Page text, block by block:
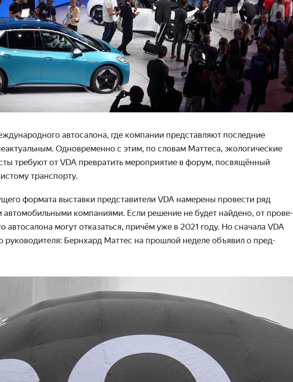
авто­салона, где компании пред­став­ляют последние
Одно­временно с этим, по словам Маттеса, экологи­ческие
требуют от VDA превратить меро­приятие в форум, посвящённый
транс­порту.
формата выставки представи­тели VDA намерены провести ряд
автомо­бильными компаниями. Если решение не будет найдено, от прове­
автосалона могут отказаться, причём уже в 2021 году. Но сначала VDA
руково­дителя: Бернхард Маттес на прошлой неделе объявил о пред­